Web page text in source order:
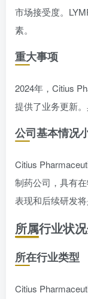
市场接受度。
素。
重大事项
2024年，Citius
提供了业务更新。
公司基本情况
Citius
制药公司，具有
表现和后续研发
所属行业状
所在行业类型
Citius